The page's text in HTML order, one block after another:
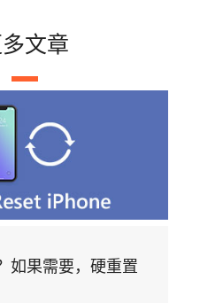
多文章
如果需要，硬重置